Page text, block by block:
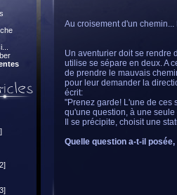
Au croisement d'un
Un aventurier doit se rendre
utilise se sépare en deux. A
de prendre le mauvais
pour leur demander la
écrit:
"Prenez garde! L'une de ces
qu'une question, à une
Il se précipite, choisit une
Quelle question a-t-il